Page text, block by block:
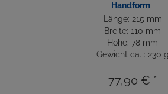
Handform
Länge: 215 mm
Breite: 110 mm
Höhe: 78 mm
Gewicht ca. : 230 g
77,90 € *